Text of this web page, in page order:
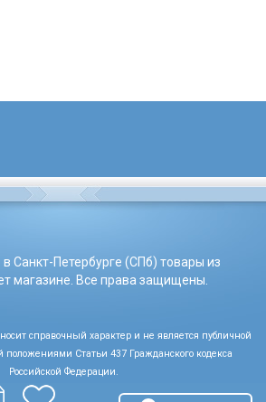
Санкт-Петербурге (СПб) товары из
магазине. Все права защищены.
справочный характер и не является публичной
положениями Статьи 437 Гражданского кодекса
Российской Федерации.
конфиденциальности.